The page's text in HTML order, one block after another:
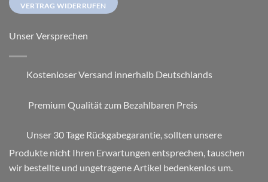
VERTRAG WIDERRUFEN
Unser Versprechen
Kostenloser Versand innerhalb Deutschlands
Premium Qualität zum Bezahlbaren Preis
Unser 30 Tage Rückgabegarantie, sollten unsere
Produkte nicht Ihren Erwartungen entsprechen, tauschen
wir bestellte und ungetragene Artikel bedenkenlos um.